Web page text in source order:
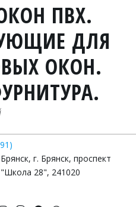
ПВХ.
ДЛЯ
ОКОН.
Брянск, г. Брянск, проспект
"Школа 28", 241020